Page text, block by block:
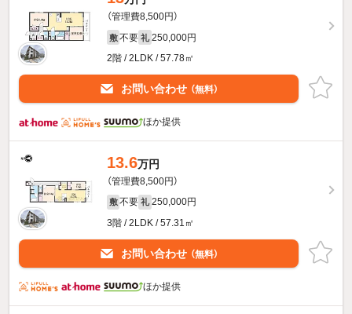
（管理費8,500円）
敷 不要 礼 250,000円
2階 / 2LDK / 57.78㎡
お問い合わせ （無料）
ほか提供
13.6万円
（管理費8,500円）
敷 不要 礼 250,000円
3階 / 2LDK / 57.31㎡
お問い合わせ （無料）
ほか提供